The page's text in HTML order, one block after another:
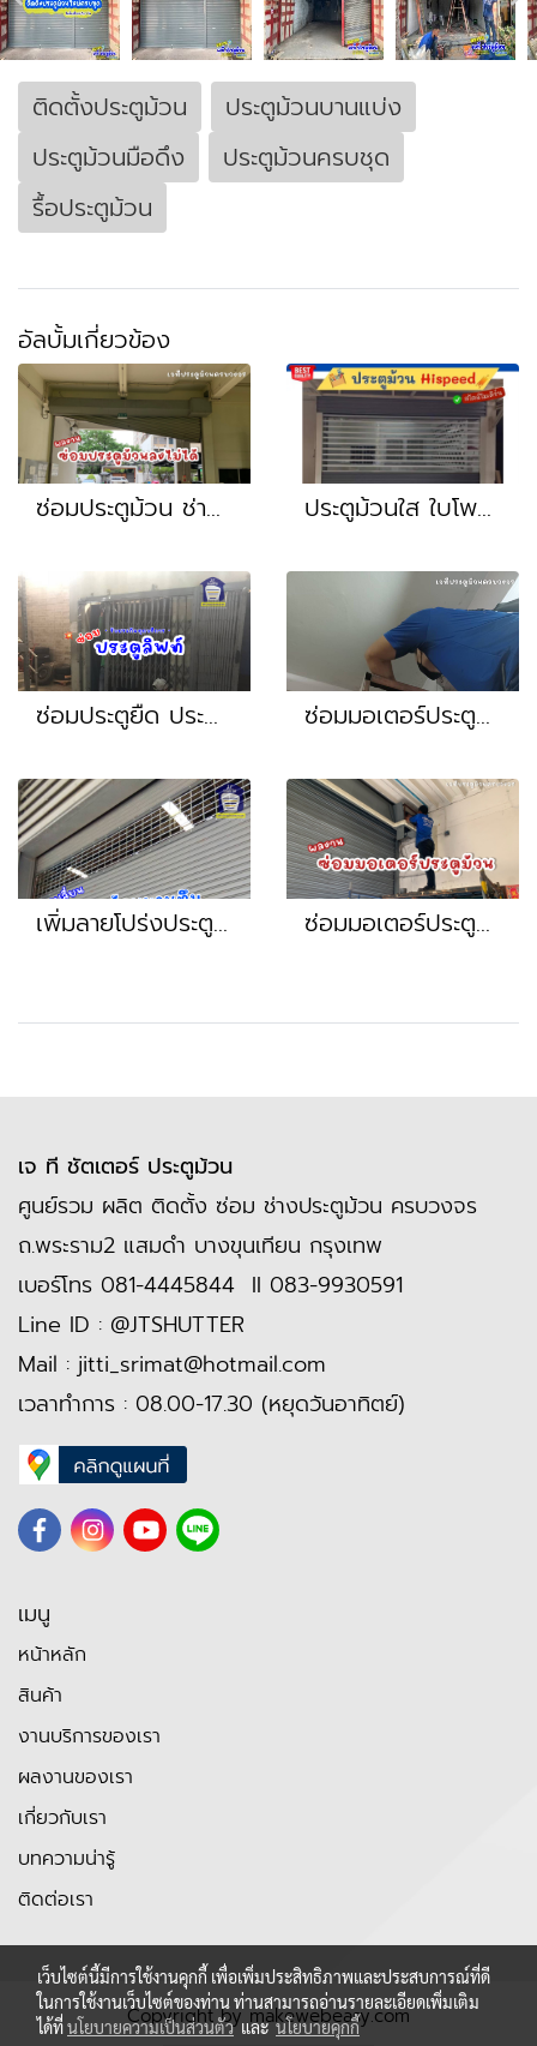
ติดตั้งประตูม้วน
ประตูม้วนบานแบ่ง
ประตูม้วนมือดึง
ประตูม้วนครบชุด
รื้อประตูม้วน
อัลบั้มเกี่ยวข้อง
ซ่อมประตูม้วน ช่างประตูม้วน มอเตอร์รีโมท รถชนใช้งานประตูม้วนไม่ได้ หน้างาน สุขุมวิท ถนนเพชรบุรี แยกอโศก พระราม1 ปทุมวัน ประตูม้วนใส ใบโพลีใส
ซ่อมประตูยืด ประตูลิฟท์ ประตูเหล็ก หน้างาน นครปฐม สมุทรสาคร ซ่อมมอเตอร์ประตูม้วน กดไม่หยุด มอเตอร์ประตูม้วนเก่า หน้างาน เจริญนคร เจริญกรุง สาทร ถนนจันทร์ พระราม3 ประชาอุทิศ
เพิ่มลายโปร่งประตูม้วน ครบชุดพร้อมติดตั้ง หน้างาน สมุทรสาคร ซ่อมมอเตอร์ประตูม้วน ใช้งานไม่ได้ กดไม่ได้ หน้างาน โพธิแจ้ บางบอน พระราม2 สมุทรสาคร บางน้ำจืด กระทุ่มแบน
เจ ที ชัตเตอร์ ประตูม้วน
ศูนย์รวม ผลิต ติดตั้ง ซ่อม ช่างประตูม้วน ครบวงจร
ถ.พระราม2 แสมดำ บางขุนเทียน กรุงเทพ
เบอร์โทร 081-4445844 II 083-9930591
Line ID : @JTSHUTTER
Mail : jitti_srimat@hotmail.com
เวลาทำการ : 08.00-17.30 (หยุดวันอาทิตย์)
เมนู
หน้าหลัก
สินค้า
งานบริการของเรา
ผลงานของเรา
เกี่ยวกับเรา
บทความน่ารู้
ติดต่อเรา
Copyright by makewebeasy.com
เว็บไซต์นี้มีการใช้งานคุกกี้ เพื่อเพิ่มประสิทธิภาพและประสบการณ์ที่ดี
ในการใช้งานเว็บไซต์ของท่าน ท่านสามารถอ่านรายละเอียดเพิ่มเติม
ได้ที่นโยบายความเป็นส่วนตัวและนโยบายคุกกี้